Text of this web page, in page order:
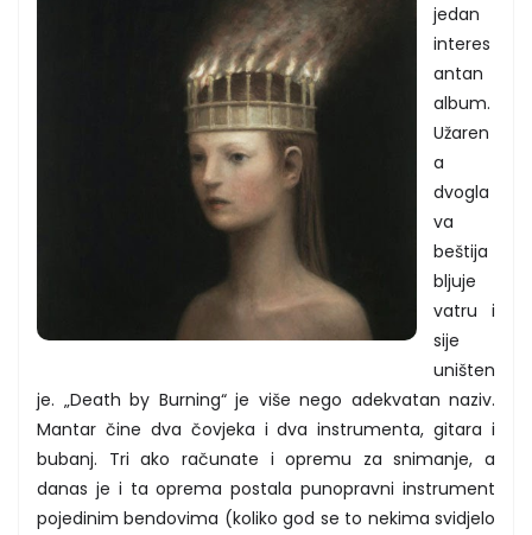
jedan
interes
antan
album.
Užaren
a
dvogla
va
beštija
bljuje
vatru i
sije
uništen
je. „Death by Burning“ je više nego adekvatan naziv.
Mantar čine dva čovjeka i dva instrumenta, gitara i
bubanj. Tri ako računate i opremu za snimanje, a
danas je i ta oprema postala punopravni instrument
pojedinim bendovima (koliko god se to nekima svidjelo